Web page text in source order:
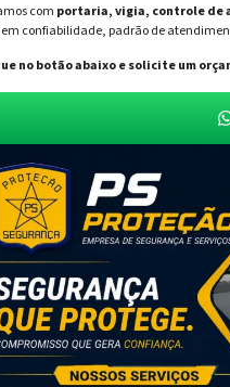
com portaria, vigia, controle de
confiabilidade, padrão de
no botão abaixo e solicite um